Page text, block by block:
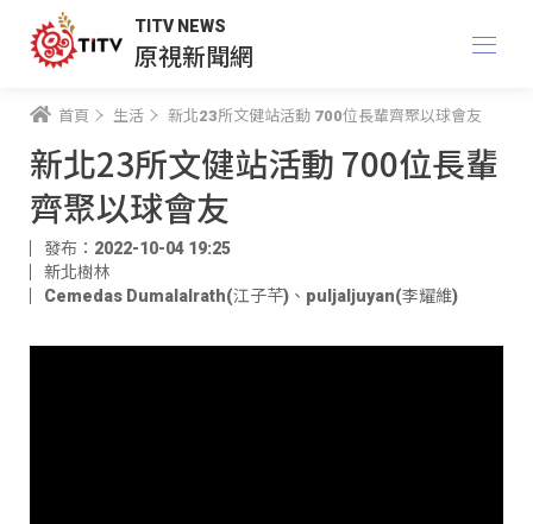
TITV NEWS
原視新聞網
首頁 生活 新北23所文健站活動 700位長輩齊聚以球會友
新北23所文健站活動 700位長輩
齊聚以球會友
發布：2022-10-04 19:25
新北樹林
Cemedas Dumalalrath(江子芊) 、 puljaljuyan(李耀維)